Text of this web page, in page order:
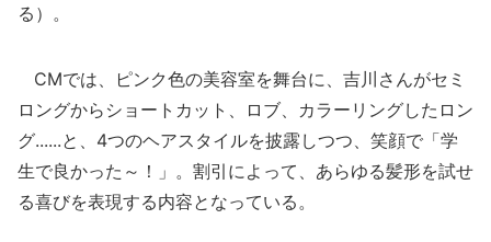
る）。
CMでは、ピンク色の美容室を舞台に、吉川さんがセミ
ロングからショートカット、ロブ、カラーリングしたロン
グ......と、4つのヘアスタイルを披露しつつ、笑顔で「学
生で良かった～！」。割引によって、あらゆる髪形を試せ
る喜びを表現する内容となっている。